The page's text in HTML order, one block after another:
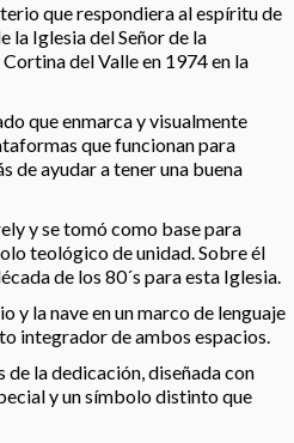
que respondiera al espíritu de
la Iglesia del Señor de la
del Valle en 1974 en la
que enmarca y visualmente
que funcionan para
de ayudar a tener una buena
y se tomó como base para
teológico de unidad. Sobre él
de los 80´s para esta Iglesia.
y la nave en un marco de lenguaje
integrador de ambos espacios.
la dedicación, diseñada con
y un símbolo distinto que